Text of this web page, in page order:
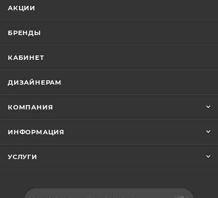
АКЦИИ
БРЕНДЫ
КАБИНЕТ
ДИЗАЙНЕРАМ
КОМПАНИЯ
ИНФОРМАЦИЯ
УСЛУГИ